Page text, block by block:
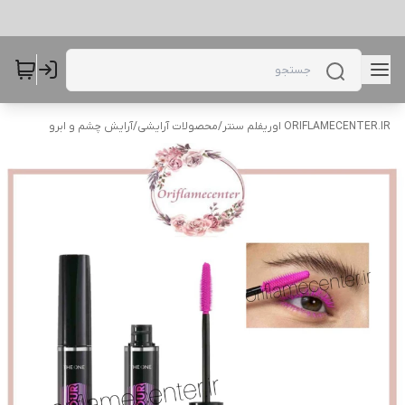
ORIFLAMECENTER.IR اوریفلم سنتر /محصولات آرایشی/آرایش چشم و ابرو